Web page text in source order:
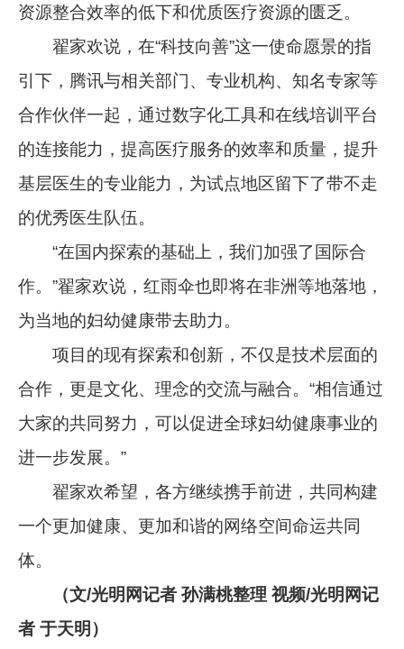
资源整合效率的低下和优质医疗资源的匮乏。
翟家欢说，在“科技向善”这一使命愿景的指
引下，腾讯与相关部门、专业机构、知名专家等
合作伙伴一起，通过数字化工具和在线培训平台
的连接能力，提高医疗服务的效率和质量，提升
基层医生的专业能力，为试点地区留下了带不走
的优秀医生队伍。
“在国内探索的基础上，我们加强了国际合
作。”翟家欢说，红雨伞也即将在非洲等地落地，
为当地的妇幼健康带去助力。
项目的现有探索和创新，不仅是技术层面的
合作，更是文化、理念的交流与融合。“相信通过
大家的共同努力，可以促进全球妇幼健康事业的
进一步发展。”
翟家欢希望，各方继续携手前进，共同构建
一个更加健康、更加和谐的网络空间命运共同
体。
（文/光明网记者 孙满桃整理 视频/光明网记
者 于天明）